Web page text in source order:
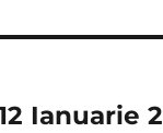
Ianuarie